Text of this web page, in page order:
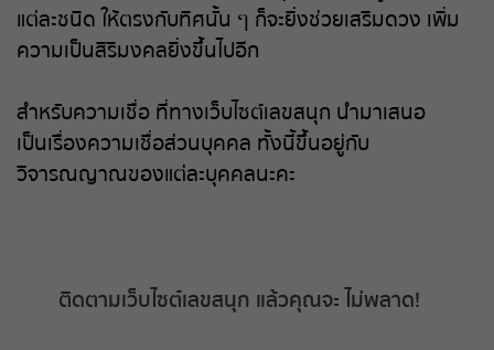
แต่ละชนิด ให้ตรงกับทิศนั้น ๆ ก็จะยิ่งช่วยเสริมดวง เพิ่ม
ความเป็นสิริมงคลยิ่งขึ้นไปอีก
สำหรับความเชื่อ ที่ทางเว็บไซต์เลขสนุก นำมาเสนอ
เป็นเรื่องความเชื่อส่วนบุคคล ทั้งนี้ขึ้นอยู่กับ
วิจารณญาณของแต่ละบุคคลนะคะ
ติดตามเว็บไซต์เลขสนุก แล้วคุณจะไม่พลาด!